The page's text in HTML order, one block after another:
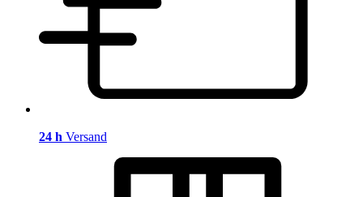
24 h Versand